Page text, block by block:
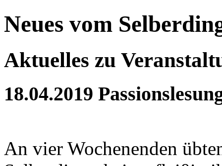
Neues vom
Aktuelles zu
18.04.2019
An vier Wochenenden